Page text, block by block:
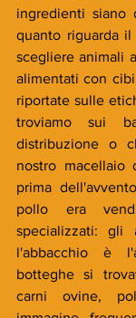
ingredienti siano
quanto riguarda
scegliere animali
alimentati con
riportate sulle
troviamo sui
distribuzione o
nostro macellaio
prima
pollo era
specializzati: gli
l'abbacchio è
botteghe si
carni ovine,